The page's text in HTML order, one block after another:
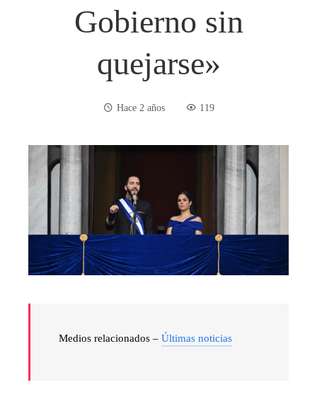
Gobierno sin
quejarse»
Hace 2 años 119
Medios relacionados – Últimas noticias